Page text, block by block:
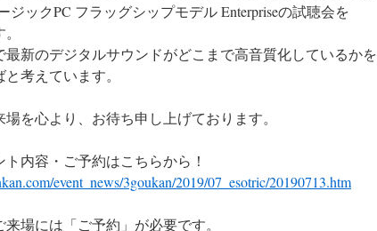
ジックPC フラッグシップモデル Enterpriseの試聴会を
最新のデジタルサウンドがどこまで高音質化しているかを
考えています。
を心より、お待ち申し上げております。
内容・ご予約はこちらから！
event_news/3goukan/2019/07_esotric/20190713.htm
場には「ご予約」が必要です。